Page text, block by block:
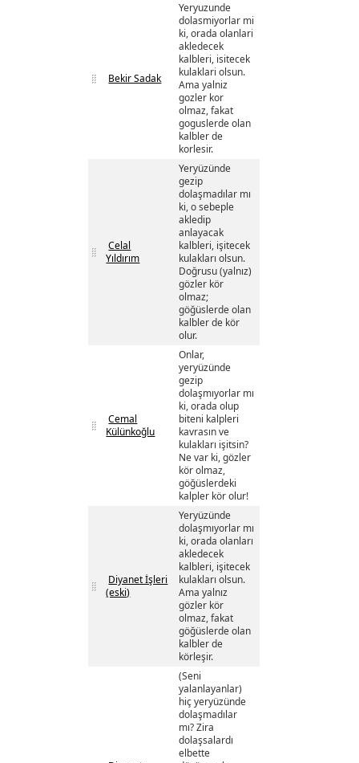
Bekir Sadak
Yeryuzunde
dolasmiyorlar mi
ki, orada olanlari
akledecek
kalbleri, isitecek
kulaklari olsun.
Ama yalniz
gozler kor
olmaz, fakat
goguslerde olan
kalbler de
korlesir.
Celal
Yıldırım
Yeryüzünde
gezip
dolaşmadılar mı
ki, o sebeple
akledip
anlayacak
kalbleri, işitecek
kulakları olsun.
Doğrusu (yalnız)
gözler kör
olmaz;
göğüslerde olan
kalbler de kör
olur.
Cemal
Külünkoğlu
Onlar,
yeryüzünde
gezip
dolaşmıyorlar mı
ki, orada olup
biteni kalpleri
kavrasın ve
kulakları işitsin?
Ne var ki, gözler
kör olmaz,
göğüslerdeki
kalpler kör olur!
Diyanet İşleri
(eski)
Yeryüzünde
dolaşmıyorlar mı
ki, orada olanları
akledecek
kalbleri, işitecek
kulakları olsun.
Ama yalnız
gözler kör
olmaz, fakat
göğüslerde olan
kalbler de
körleşir.
(Seni
yalanlayanlar)
hiç yeryüzünde
dolaşmadılar
mı? Zira
dolaşsalardı
elbette